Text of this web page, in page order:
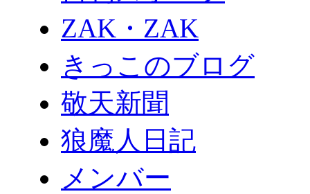
ZAK・ZAK
きっこのブログ
敬天新聞
狼魔人日記
メンバー